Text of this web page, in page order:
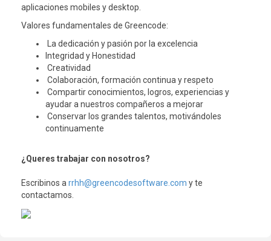
aplicaciones mobiles y desktop.
Valores fundamentales de Greencode:
La dedicación y pasión por la excelencia
Integridad y Honestidad
Creatividad
Colaboración, formación continua y respeto
Compartir conocimientos, logros, experiencias y
ayudar a nuestros compañeros a mejorar
Conservar los grandes talentos, motivándoles
continuamente
¿Queres trabajar con nosotros?
Escribinos a rrhh@greencodesoftware.com y te
contactamos.